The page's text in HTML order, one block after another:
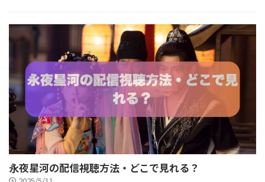
永夜星河の配信視聴方法・どこで見れる？